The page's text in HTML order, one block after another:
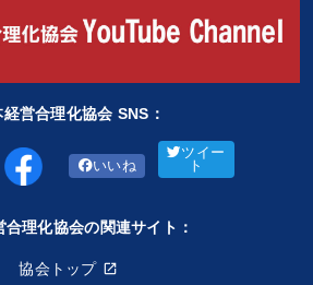
経営合理化協会 SNS：
いいね
ツイー
ト
合理化協会の関連サイト：
協会トップ